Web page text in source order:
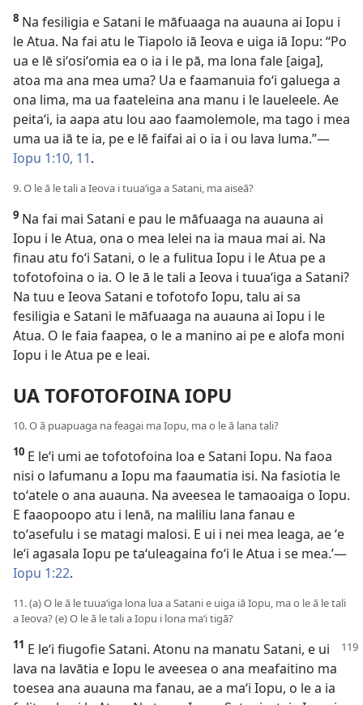
8 Na fesiligia e Satani le māfuaaga na auauna ai Iopu i
le Atua. Na fai atu le Tiapolo iā Ieova e uiga iā Iopu: “Po
ua e lē siʻosiʻomia ea o ia i le pā, ma lona fale [aiga],
atoa ma ana mea uma? Ua e faamanuia foʻi galuega a
ona lima, ma ua faateleina ana manu i le laueleele. Ae
peitaʻi, ia aapa atu lou aao faamolemole, ma tago i mea
uma ua iā te ia, pe e lē faifai ai o ia i ou lava luma.”—
Iopu 1:10, 11.
9. O le ā le tali a Ieova i tuuaʻiga a Satani, ma aiseā?
9 Na fai mai Satani e pau le māfuaaga na auauna ai
Iopu i le Atua, ona o mea lelei na ia maua mai ai. Na
finau atu foʻi Satani, o le a fulitua Iopu i le Atua pe a
tofotofoina o ia. O le ā le tali a Ieova i tuuaʻiga a Satani?
Na tuu e Ieova Satani e tofotofo Iopu, talu ai sa
fesiligia e Satani le māfuaaga na auauna ai Iopu i le
Atua. O le faia faapea, o le a manino ai pe e alofa moni
Iopu i le Atua pe e leai.
UA TOFOTOFOINA IOPU
10. O ā puapuaga na feagai ma Iopu, ma o le ā lana tali?
10 E leʻi umi ae tofotofoina loa e Satani Iopu. Na faoa
nisi o lafumanu a Iopu ma faaumatia isi. Na fasiotia le
toʻatele o ana auauna. Na aveesea le tamaoaiga o Iopu.
E faaopoopo atu i lenā, na maliliu lana fanau e
toʻasefulu i se matagi malosi. E ui i nei mea leaga, ae ʻe
leʻi agasala Iopu pe taʻuleagaina foʻi le Atua i se mea.’—
Iopu 1:22.
11. (a) O le ā le tuuaʻiga lona lua a Satani e uiga iā Iopu, ma o le ā le tali
a Ieova? (e) O le ā le tali a Iopu i lona maʻi tigā?
11 E leʻi fiugofie Satani. Atonu na manatu Satani, e ui
lava na lavātia e Iopu le aveesea o ana meafaitino ma
toesea ana auauna ma fanau, ae a maʻi Iopu, o le a ia